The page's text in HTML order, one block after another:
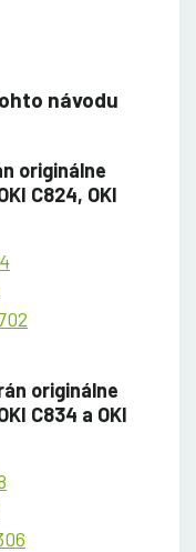
návodu
originálne
C824, OKI
originálne
C834 a OKI